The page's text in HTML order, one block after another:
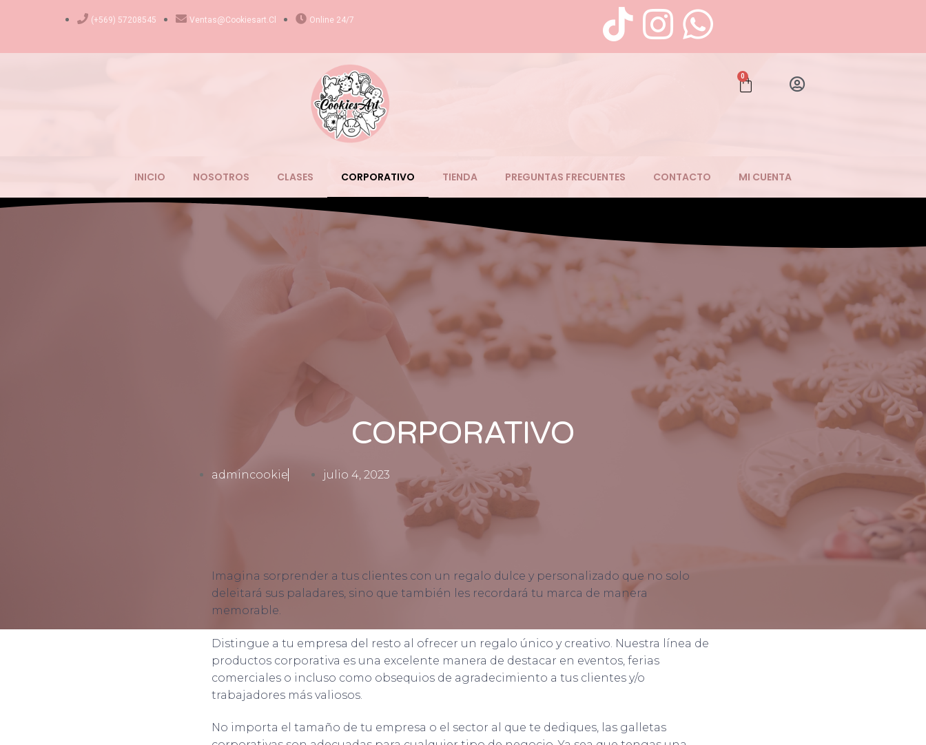
(+569) 57208545 Ventas@cookiesart.cl Online 24/7
0
INICIO NOSOTROS CLASES CORPORATIVO TIENDA PREGUNTAS FRECUENTES CONTACTO MI CUENTA
CORPORATIVO
admincookie julio 4, 2023
Imagina sorprender a tus clientes con un regalo dulce y personalizado que no solo
deleitará sus paladares, sino que también les recordará tu marca de manera
memorable.
Distingue a tu empresa del resto al ofrecer un regalo único y creativo. Nuestra línea de
productos corporativa es una excelente manera de destacar en eventos, ferias
comerciales o incluso como obsequios de agradecimiento a tus clientes y/o
trabajadores más valiosos.
No importa el tamaño de tu empresa o el sector al que te dediques, las galletas